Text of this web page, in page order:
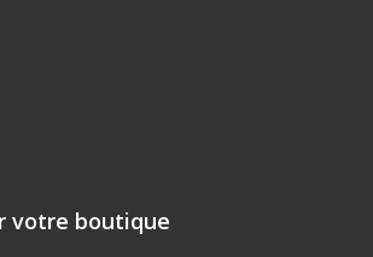
votre boutique